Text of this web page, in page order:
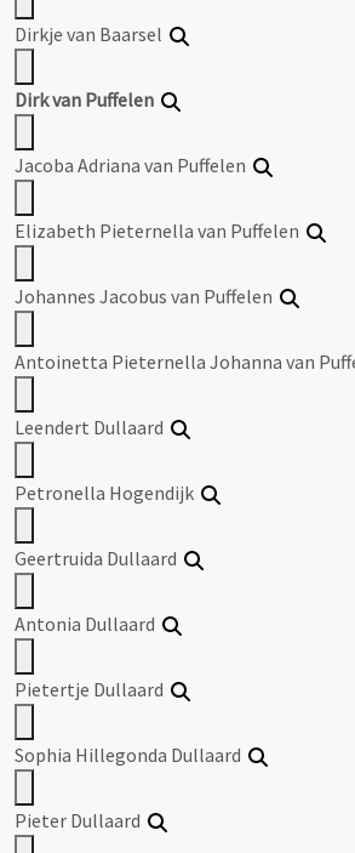
Dirkje van Baarsel
Dirk van Puffelen
Jacoba Adriana van Puffelen
Elizabeth Pieternella van Puffelen
Johannes Jacobus van Puffelen
Antoinetta Pieternella Johanna van
Leendert Dullaard
Petronella Hogendijk
Geertruida Dullaard
Antonia Dullaard
Pietertje Dullaard
Sophia Hillegonda Dullaard
Pieter Dullaard